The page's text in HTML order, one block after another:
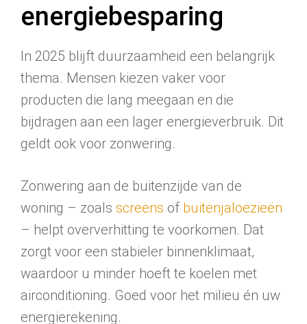
energiebesparing
In 2025 blijft duurzaamheid een belangrijk
thema. Mensen kiezen vaker voor
producten die lang meegaan en die
bijdragen aan een lager energieverbruik. Dit
geldt ook voor zonwering.
Zonwering aan de buitenzijde van de
woning – zoals screens of buitenjaloezieën
– helpt oververhitting te voorkomen. Dat
zorgt voor een stabieler binnenklimaat,
waardoor u minder hoeft te koelen met
airconditioning. Goed voor het milieu én uw
energierekening.